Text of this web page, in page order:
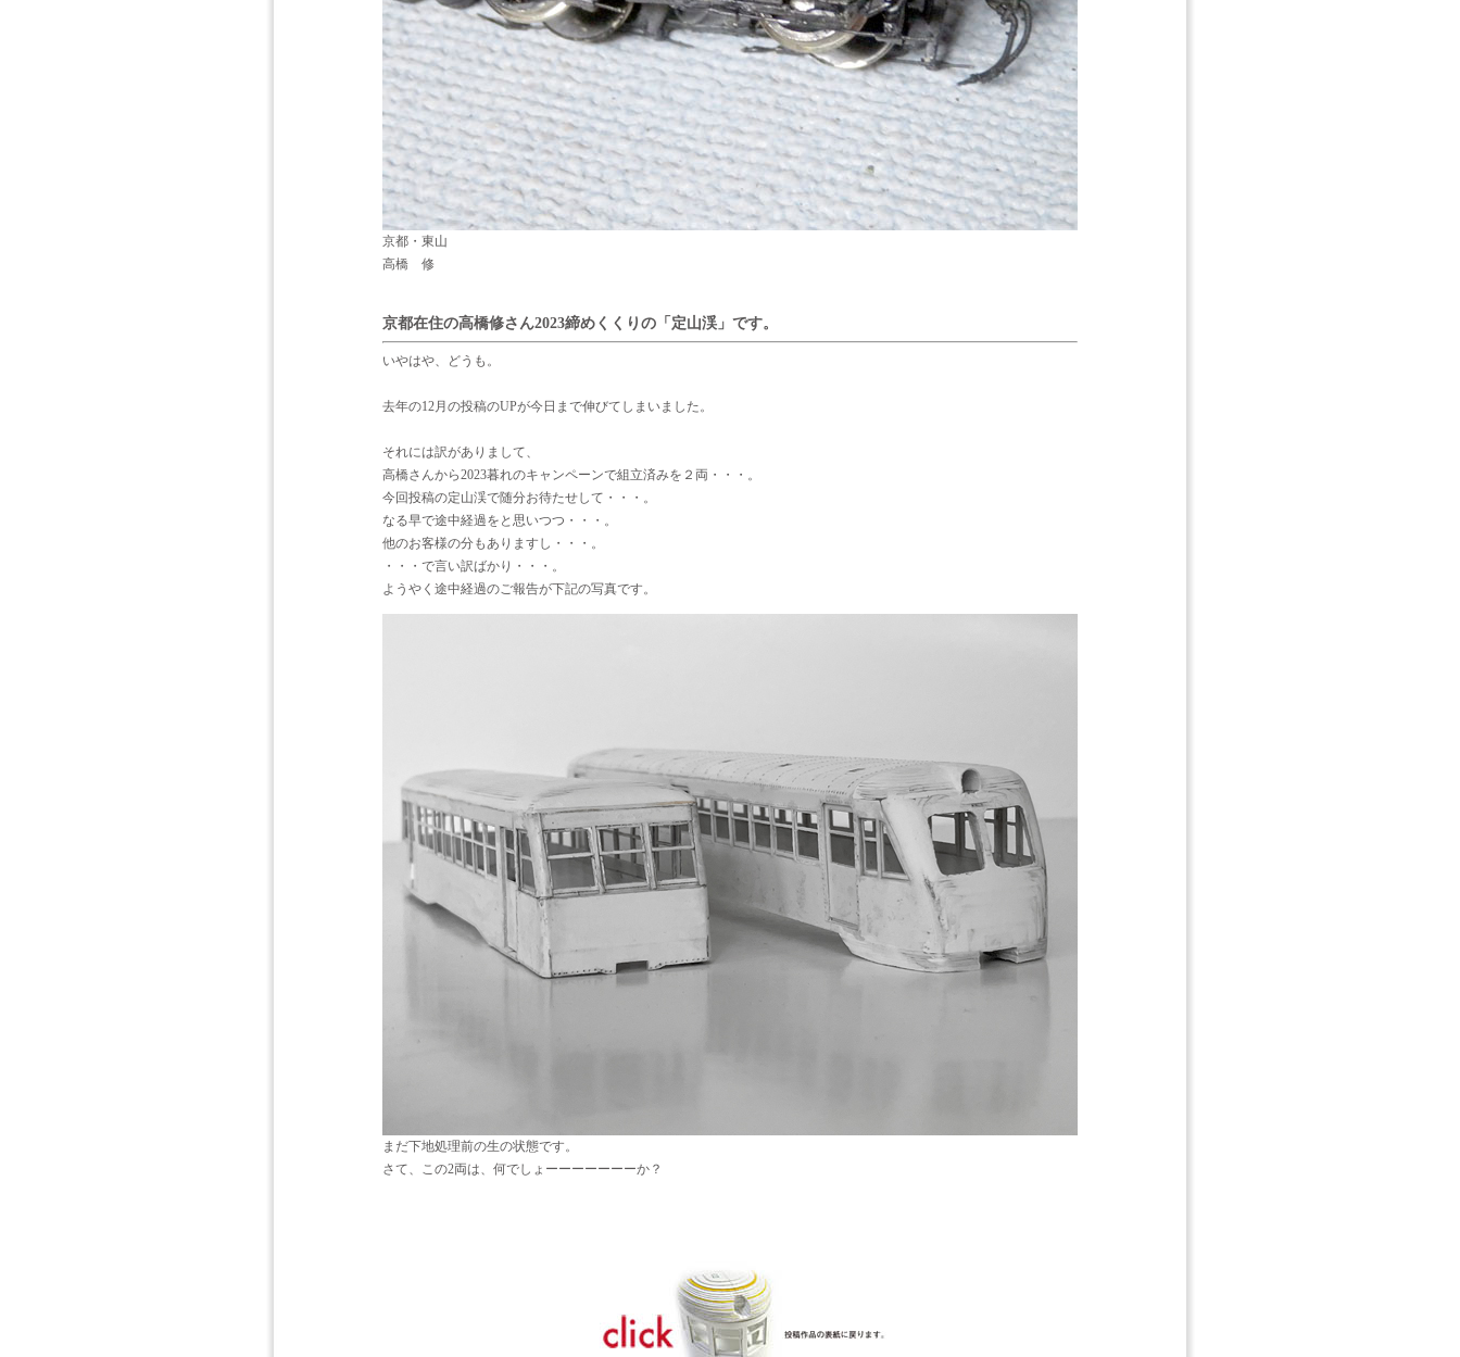
京都・東山
高橋 修
京都在住の高橋修さん2023締めくくりの「定山渓」です。
いやはや、どうも。
去年の12月の投稿のUPが今日まで伸びてしまいました。
それには訳がありまして、
高橋さんから2023暮れのキャンペーンで組立済みを２両・・・。
今回投稿の定山渓で随分お待たせして・・・。
なる早で途中経過をと思いつつ・・・。
他のお客様の分もありますし・・・。
・・・で言い訳ばかり・・・。
ようやく途中経過のご報告が下記の写真です。
まだ下地処理前の生の状態です。
さて、この2両は、何でしょーーーーーーーか？